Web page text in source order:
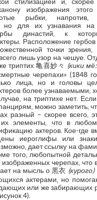
изображения
рыбки, напротив,
но для их узнавания
династий, к
Расположение
точки
лишь узор на чешуе.
триптих 亀喜妙々 (кики
черепахи» (1848
лица, но и головы
более узнаваемыми,
на триптихе нет.
можно заметить,
разный – скорее всего,
элементы, что в
актеров. Кое-где
иероглифы или знаки
дает ссылку на
того, любопытной
черепах, что
на мысль о 黒衣 (курого)
актерами, но
или же забирающих
4).